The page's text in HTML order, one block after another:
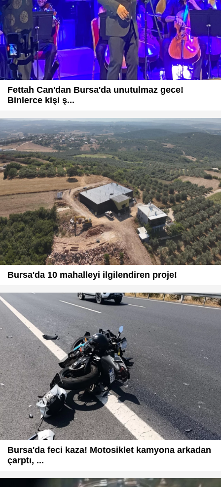
Fettah Can'dan Bursa'da unutulmaz gece!
Binlerce kişi ş...
Bursa'da 10 mahalleyi ilgilendiren proje!
Bursa'da feci kaza! Motosiklet kamyona arkadan
çarptı, ...